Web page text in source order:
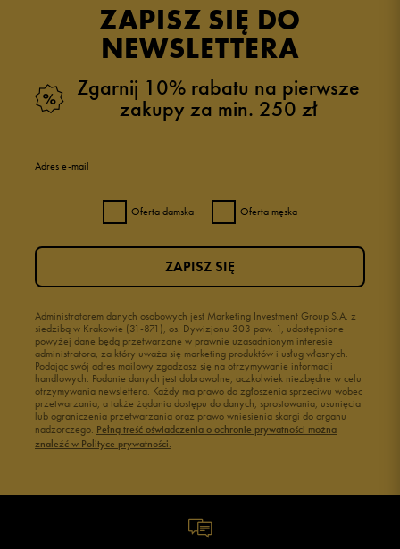
ZAPISZ SIĘ DO
NEWSLETTERA
Zgarnij 10% rabatu na pierwsze
zakupy za min. 250 zł
Adres e-mail
Oferta damska Oferta męska
Administratorem danych osobowych jest Marketing Investment Group S.A. z
siedzibą w Krakowie (31-871), os. Dywizjonu 303 paw. 1, udostępnione
powyżej dane będą przetwarzane w prawnie uzasadnionym interesie
administratora, za który uważa się marketing produktów i usług własnych.
Podając swój adres mailowy zgadzasz się na otrzymywanie informacji
handlowych. Podanie danych jest dobrowolne, aczkolwiek niezbędne w celu
otrzymywania newslettera. Każdy ma prawo do zgłoszenia sprzeciwu wobec
przetwarzania, a także żądania dostępu do danych, sprostowania, usunięcia
lub ograniczenia przetwarzania oraz prawo wniesienia skargi do organu
nadzorczego. Pełną treść oświadczenia o ochronie prywatności można
znaleźć w Polityce prywatności.
ZAPISZ SIĘ